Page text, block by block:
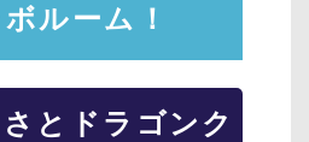
ルーム！
さとドラゴンク